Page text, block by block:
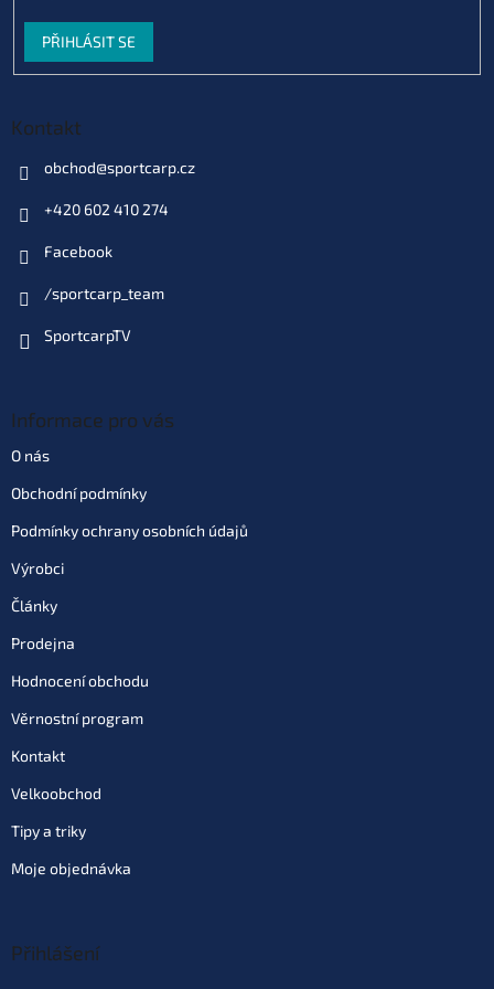
PŘIHLÁSIT SE
Kontakt
obchod@sportcarp.cz
+420 602 410 274
Facebook
/sportcarp_team
SportcarpTV
Informace pro vás
O nás
Obchodní podmínky
Podmínky ochrany osobních údajů
Výrobci
Články
Prodejna
Hodnocení obchodu
Věrnostní program
Kontakt
Velkoobchod
Tipy a triky
Moje objednávka
Přihlášení